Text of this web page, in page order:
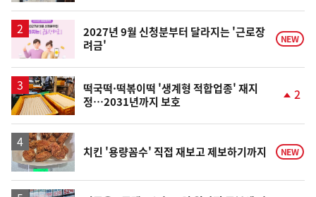
일
2027년 9월 신청분부터 달라지는 '근로장
려금'
NEW
떡국떡·떡볶이떡 '생계형 적합업종' 재지
정…2031년까지 보호
상
승
2
치킨 '용량꼼수' 직접 재보고 제보하기까지 NEW